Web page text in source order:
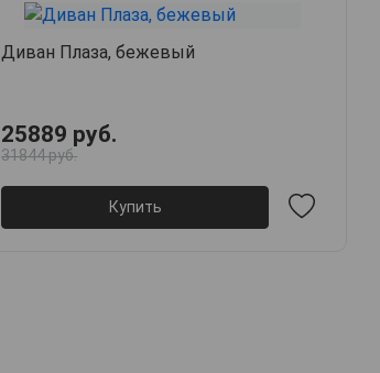
Диван Плаза, бежевый
25889 руб.
31844 руб.
Купить